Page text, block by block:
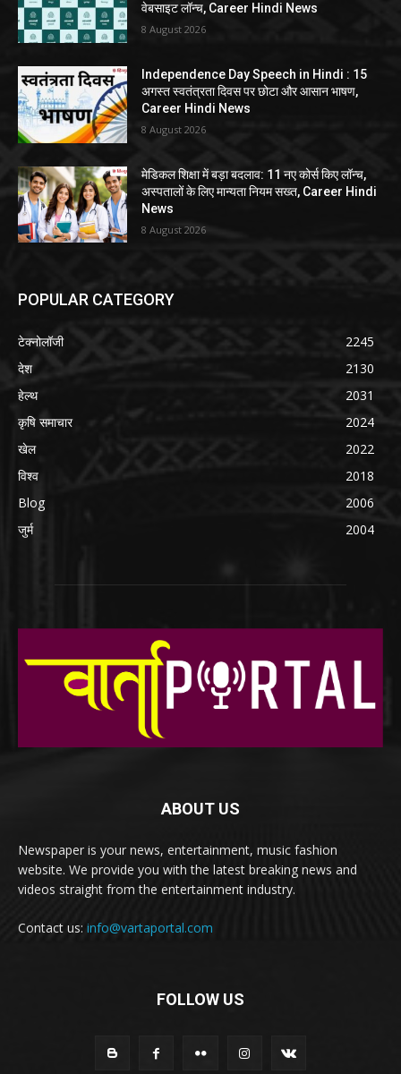
वेबसाइट लॉन्च, Career Hindi News
8 August 2026
Independence Day Speech in Hindi : 15
अगस्त स्वतंत्रता दिवस पर छोटा और आसान भाषण,
Career Hindi News
8 August 2026
मेडिकल शिक्षा में बड़ा बदलाव: 11 नए कोर्स किए लॉन्च,
अस्पतालों के लिए मान्यता नियम सख्त, Career Hindi
News
8 August 2026
POPULAR CATEGORY
टेक्नोलॉजी
2245
देश
2130
हेल्थ
2031
कृषि समाचार
2024
खेल
2022
विश्व
2018
Blog
2006
जुर्म
2004
ABOUT US
Newspaper is your news, entertainment, music fashion
website. We provide you with the latest breaking news and
videos straight from the entertainment industry.
Contact us: info@vartaportal.com
FOLLOW US